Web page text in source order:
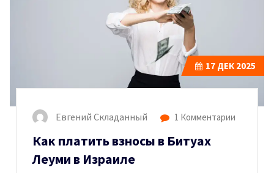
17 ДЕК 2025
Евгений Складанный 1 Комментарии
Как платить взносы в Битуах
Леуми в Израиле